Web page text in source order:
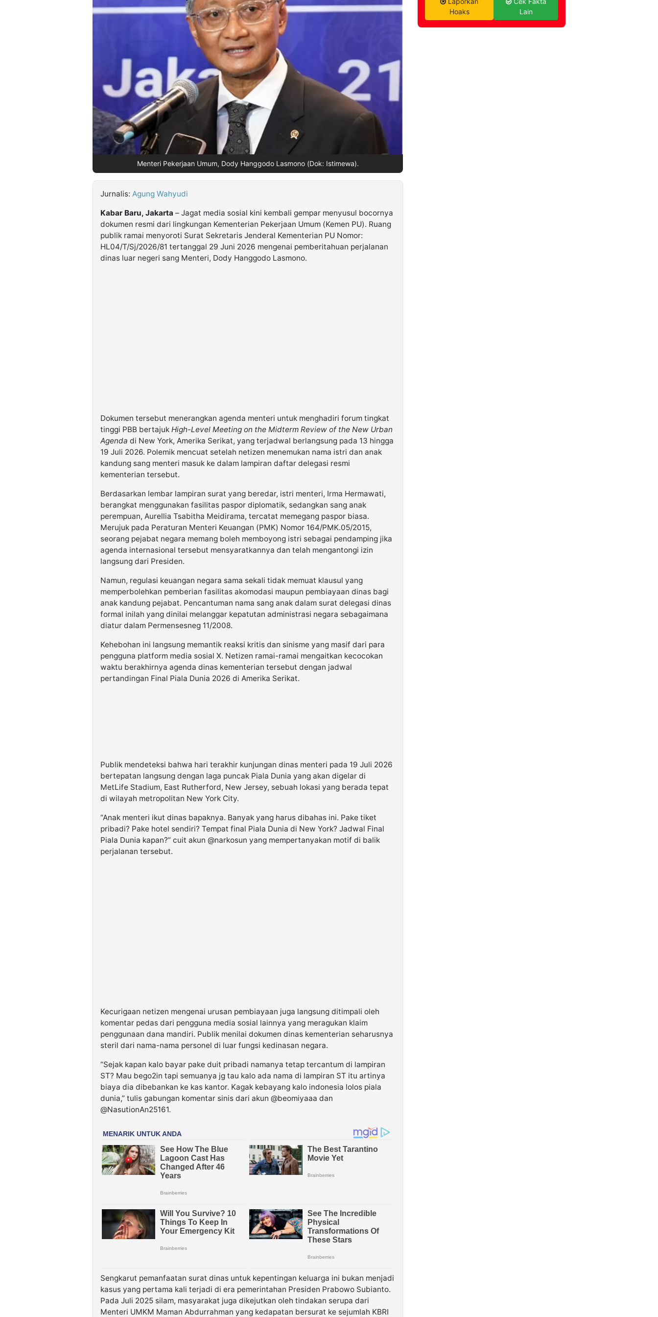
Menteri Pekerjaan Umum, Dody Hanggodo Lasmono (Dok: Istimewa).
Jurnalis: Agung Wahyudi
Kabar Baru, Jakarta – Jagat media sosial kini kembali gempar menyusul bocornya
dokumen resmi dari lingkungan Kementerian Pekerjaan Umum (Kemen PU). Ruang
publik ramai menyoroti Surat Sekretaris Jenderal Kementerian PU Nomor:
HL04/T/Sj/2026/81 tertanggal 29 Juni 2026 mengenai pemberitahuan perjalanan
dinas luar negeri sang Menteri, Dody Hanggodo Lasmono.
Dokumen tersebut menerangkan agenda menteri untuk menghadiri forum tingkat
tinggi PBB bertajuk High-Level Meeting on the Midterm Review of the New Urban
Agenda di New York, Amerika Serikat, yang terjadwal berlangsung pada 13 hingga
19 Juli 2026. Polemik mencuat setelah netizen menemukan nama istri dan anak
kandung sang menteri masuk ke dalam lampiran daftar delegasi resmi
kementerian tersebut.
Berdasarkan lembar lampiran surat yang beredar, istri menteri, Irma Hermawati,
berangkat menggunakan fasilitas paspor diplomatik, sedangkan sang anak
perempuan, Aurellia Tsabitha Meidirama, tercatat memegang paspor biasa.
Merujuk pada Peraturan Menteri Keuangan (PMK) Nomor 164/PMK.05/2015,
seorang pejabat negara memang boleh memboyong istri sebagai pendamping jika
agenda internasional tersebut mensyaratkannya dan telah mengantongi izin
langsung dari Presiden.
Namun, regulasi keuangan negara sama sekali tidak memuat klausul yang
memperbolehkan pemberian fasilitas akomodasi maupun pembiayaan dinas bagi
anak kandung pejabat. Pencantuman nama sang anak dalam surat delegasi dinas
formal inilah yang dinilai melanggar kepatutan administrasi negara sebagaimana
diatur dalam Permensesneg 11/2008.
Kehebohan ini langsung memantik reaksi kritis dan sinisme yang masif dari para
pengguna platform media sosial X. Netizen ramai-ramai mengaitkan kecocokan
waktu berakhirnya agenda dinas kementerian tersebut dengan jadwal
pertandingan Final Piala Dunia 2026 di Amerika Serikat.
Publik mendeteksi bahwa hari terakhir kunjungan dinas menteri pada 19 Juli 2026
bertepatan langsung dengan laga puncak Piala Dunia yang akan digelar di
MetLife Stadium, East Rutherford, New Jersey, sebuah lokasi yang berada tepat
di wilayah metropolitan New York City.
“Anak menteri ikut dinas bapaknya. Banyak yang harus dibahas ini. Pake tiket
pribadi? Pake hotel sendiri? Tempat final Piala Dunia di New York? Jadwal Final
Piala Dunia kapan?” cuit akun @narkosun yang mempertanyakan motif di balik
perjalanan tersebut.
Kecurigaan netizen mengenai urusan pembiayaan juga langsung ditimpali oleh
komentar pedas dari pengguna media sosial lainnya yang meragukan klaim
penggunaan dana mandiri. Publik menilai dokumen dinas kementerian seharusnya
steril dari nama-nama personel di luar fungsi kedinasan negara.
“Sejak kapan kalo bayar pake duit pribadi namanya tetap tercantum di lampiran
ST? Mau bego2in tapi semuanya jg tau kalo ada nama di lampiran ST itu artinya
biaya dia dibebankan ke kas kantor. Kagak kebayang kalo indonesia lolos piala
dunia,” tulis gabungan komentar sinis dari akun @beomiyaaa dan
@NasutionAn25161.
Sengkarut pemanfaatan surat dinas untuk kepentingan keluarga ini bukan menjadi
kasus yang pertama kali terjadi di era pemerintahan Presiden Prabowo Subianto.
Pada Juli 2025 silam, masyarakat juga dikejutkan oleh tindakan serupa dari
Menteri UMKM Maman Abdurrahman yang kedapatan bersurat ke sejumlah KBRI
Hoaks
Lain